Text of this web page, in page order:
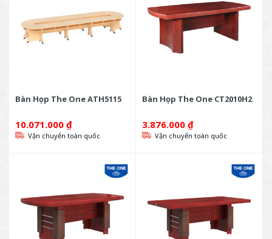
Bàn Họp The One ATH5115
10.071.000 ₫
Vận chuyển toàn quốc
Bàn Họp The One CT2010H2
3.876.000 ₫
Vận chuyển toàn quốc